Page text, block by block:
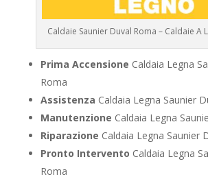
Caldaie Saunier Duval Roma – Caldaie A
Prima Accensione Caldaia Legna
Roma
Assistenza Caldaia Legna Saunier
Manutenzione Caldaia Legna
Riparazione Caldaia Legna Saunier
Pronto Intervento Caldaia Legna
Roma